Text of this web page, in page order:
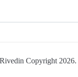
Copyright